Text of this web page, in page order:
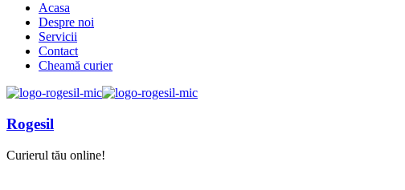
Acasa
Despre noi
Servicii
Contact
Cheamă curier
Rogesil
Curierul tău online!